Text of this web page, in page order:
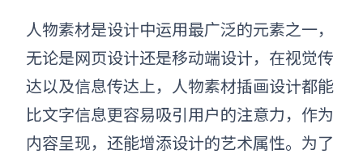
人物素材是设计中运用最广泛的元素之一，
无论是网页设计还是移动端设计，在视觉传
达以及信息传达上， 人物素材插画设计都能
比文字信息更容易吸引用户的注意力，作为
内容呈现，还能增添设计的艺术属性。为了